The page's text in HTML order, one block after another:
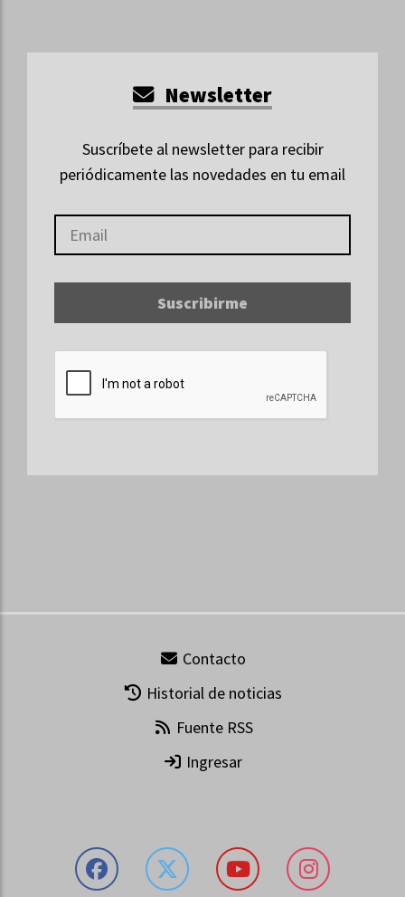
Newsletter
Suscríbete al newsletter para recibir
periódicamente las novedades en tu email
Suscribirme
Contacto
Historial de noticias
Fuente RSS
Ingresar